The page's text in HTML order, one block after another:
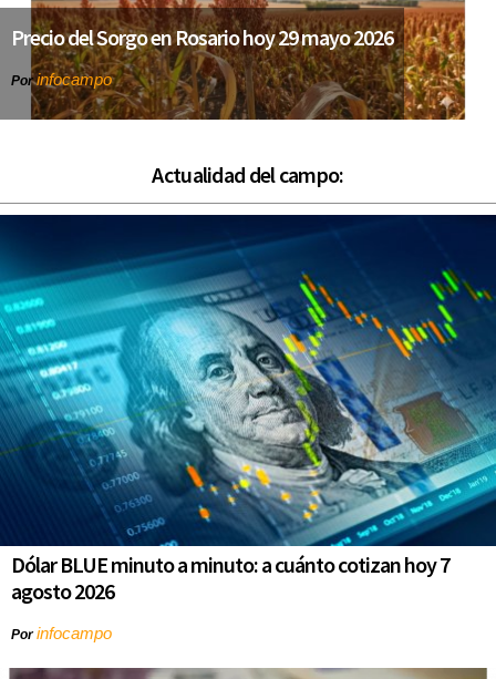
Precio del Sorgo en Rosario hoy 29 mayo 2026
Porinfocampo
Actualidad del campo:
Dólar BLUE minuto a minuto: a cuánto cotizan hoy 7
agosto 2026
Porinfocampo